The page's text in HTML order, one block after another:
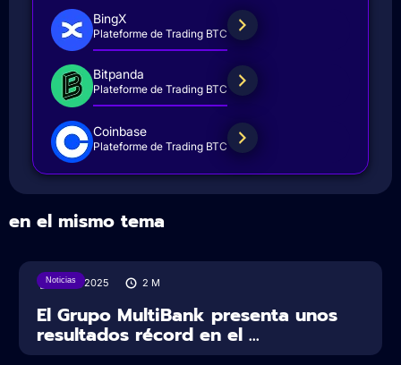
BingX
Plateforme de Trading BTC
Bitpanda
Plateforme de Trading BTC
Coinbase
Plateforme de Trading BTC
en el mismo tema
Noticias
11/08/2025 2 M
El Grupo MultiBank presenta unos
resultados récord en el ...